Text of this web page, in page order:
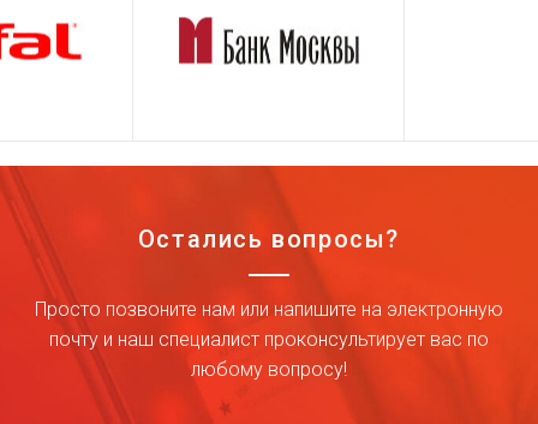
Остались вопросы?
Просто позвоните нам или напишите на электронную
почту и наш специалист проконсультирует вас по
любому вопросу!